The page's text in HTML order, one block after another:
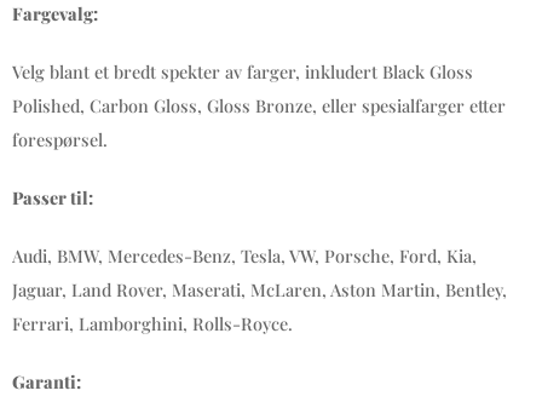
Fargevalg:
Velg blant et bredt spekter av farger, inkludert Black Gloss
Polished, Carbon Gloss, Gloss Bronze, eller spesialfarger etter
forespørsel.
Passer til:
Audi, BMW, Mercedes-Benz, Tesla, VW, Porsche, Ford, Kia,
Jaguar, Land Rover, Maserati, McLaren, Aston Martin, Bentley,
Ferrari, Lamborghini, Rolls-Royce.
Garanti: